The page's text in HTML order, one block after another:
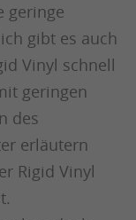
geringe
gibt es auch
Vinyl schnell
geringen
des
erläutern
Rigid Vinyl